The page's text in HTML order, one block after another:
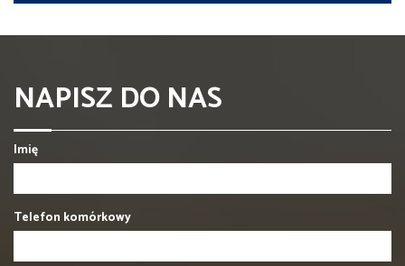
NAPISZ DO NAS
Imię
Telefon komórkowy